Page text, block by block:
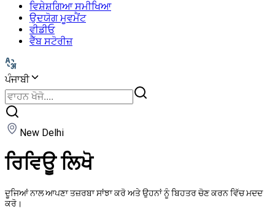
ਵਿਸ਼ੇਸ਼ਗਿਆ ਸਮੀਖਿਆ
ਉਦਯੋਗ ਮੂਵਮੈਂਟ
ਵੀਡੀਓ
ਵੈੱਬ ਸਟੋਰੀਜ਼
ਪੰਜਾਬੀ
New Delhi
ਰਿਵਿਊ ਲਿਖੋ
ਦੂਜਿਆਂ ਨਾਲ ਆਪਣਾ ਤਜ਼ਰਬਾ ਸਾਂਝਾ ਕਰੋ ਅਤੇ ਉਹਨਾਂ ਨੂੰ ਬਿਹਤਰ ਚੋਣ ਕਰਨ ਵਿੱਚ ਮਦਦ
ਕਰੋ।